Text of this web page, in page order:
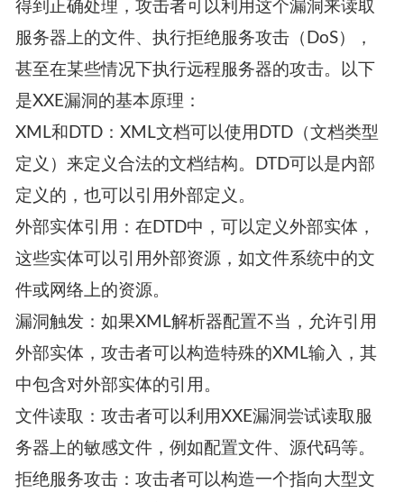
得到正确处理，攻击者可以利用这个漏洞来读取
服务器上的文件、执行拒绝服务攻击（DoS），
甚至在某些情况下执行远程服务器的攻击。以下
是XXE漏洞的基本原理：
XML和DTD：XML文档可以使用DTD（文档类型
定义）来定义合法的文档结构。DTD可以是内部
定义的，也可以引用外部定义。
外部实体引用：在DTD中，可以定义外部实体，
这些实体可以引用外部资源，如文件系统中的文
件或网络上的资源。
漏洞触发：如果XML解析器配置不当，允许引用
外部实体，攻击者可以构造特殊的XML输入，其
中包含对外部实体的引用。
文件读取：攻击者可以利用XXE漏洞尝试读取服
务器上的敏感文件，例如配置文件、源代码等。
拒绝服务攻击：攻击者可以构造一个指向大型文